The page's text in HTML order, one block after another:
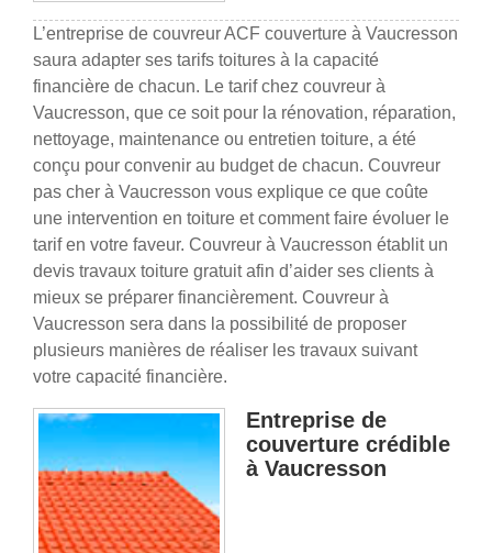
L’entreprise de couvreur ACF couverture à Vaucresson
saura adapter ses tarifs toitures à la capacité
financière de chacun. Le tarif chez couvreur à
Vaucresson, que ce soit pour la rénovation, réparation,
nettoyage, maintenance ou entretien toiture, a été
conçu pour convenir au budget de chacun. Couvreur
pas cher à Vaucresson vous explique ce que coûte
une intervention en toiture et comment faire évoluer le
tarif en votre faveur. Couvreur à Vaucresson établit un
devis travaux toiture gratuit afin d’aider ses clients à
mieux se préparer financièrement. Couvreur à
Vaucresson sera dans la possibilité de proposer
plusieurs manières de réaliser les travaux suivant
votre capacité financière.
Entreprise de
couverture crédible
à Vaucresson